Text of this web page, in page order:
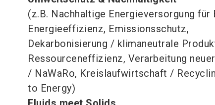
(z.B. Nachhaltige Energieversorgung für
Energieeffizienz, Emissionsschutz,
Dekarbonisierung / klimaneutrale
Ressourceneffizienz, Verarbeitung
/ NaWaRo, Kreislaufwirtschaft /
to Energy)